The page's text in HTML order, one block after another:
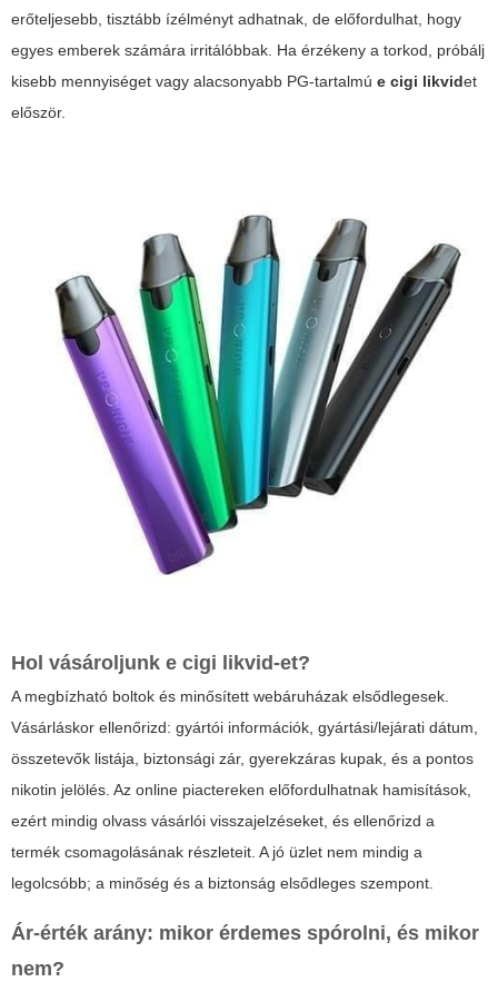
erőteljesebb, tisztább ízélményt adhatnak, de előfordulhat, hogy
egyes emberek számára irritálóbbak. Ha érzékeny a torkod, próbálj
kisebb mennyiséget vagy alacsonyabb PG-tartalmú e cigi likvidet
először.
Hol vásároljunk e cigi likvid-et?
A megbízható boltok és minősített webáruházak elsődlegesek.
Vásárláskor ellenőrizd: gyártói információk, gyártási/lejárati dátum,
összetevők listája, biztonsági zár, gyerekzáras kupak, és a pontos
nikotin jelölés. Az online piactereken előfordulhatnak hamisítások,
ezért mindig olvass vásárlói visszajelzéseket, és ellenőrizd a
termék csomagolásának részleteit. A jó üzlet nem mindig a
legolcsóbb; a minőség és a biztonság elsődleges szempont.
Ár-érték arány: mikor érdemes spórolni, és mikor
nem?